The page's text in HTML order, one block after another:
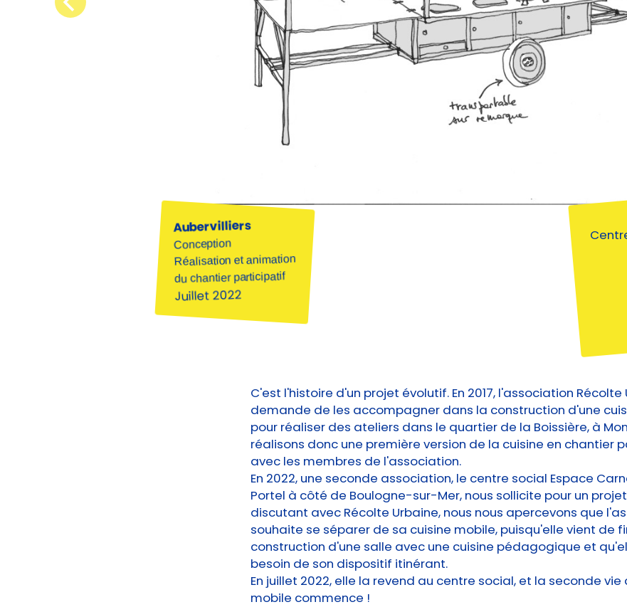
Aubervilliers
Conception
Réalisation et animation
du chantier participatif
Juillet 2022
C'est l'histoire d'un projet évolutif. En 2017, l'association Récolte
demande de les accompagner dans la construction d'une
pour réaliser des ateliers dans le quartier de la Boissière, à
réalisons donc une première version de la cuisine en chantier
avec les membres de l'association.
En 2022, une seconde association, le centre social Espace
Portel à côté de Boulogne-sur-Mer, nous sollicite pour un projet
discutant avec Récolte Urbaine, nous nous apercevons que
souhaite se séparer de sa cuisine mobile, puisqu'elle vient de
construction d'une salle avec une cuisine pédagogique et
besoin de son dispositif itinérant.
En juillet 2022, elle la revend au centre social, et la seconde vie
mobile commence !